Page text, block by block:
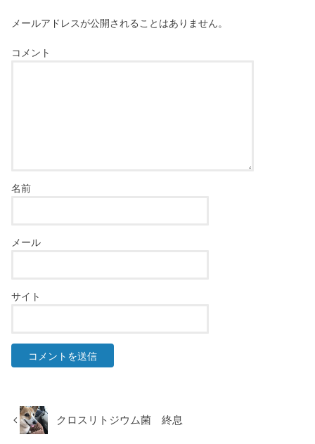
メールアドレスが公開されることはありません。
コメント
名前
メール
サイト
クロスリトジウム菌 終息